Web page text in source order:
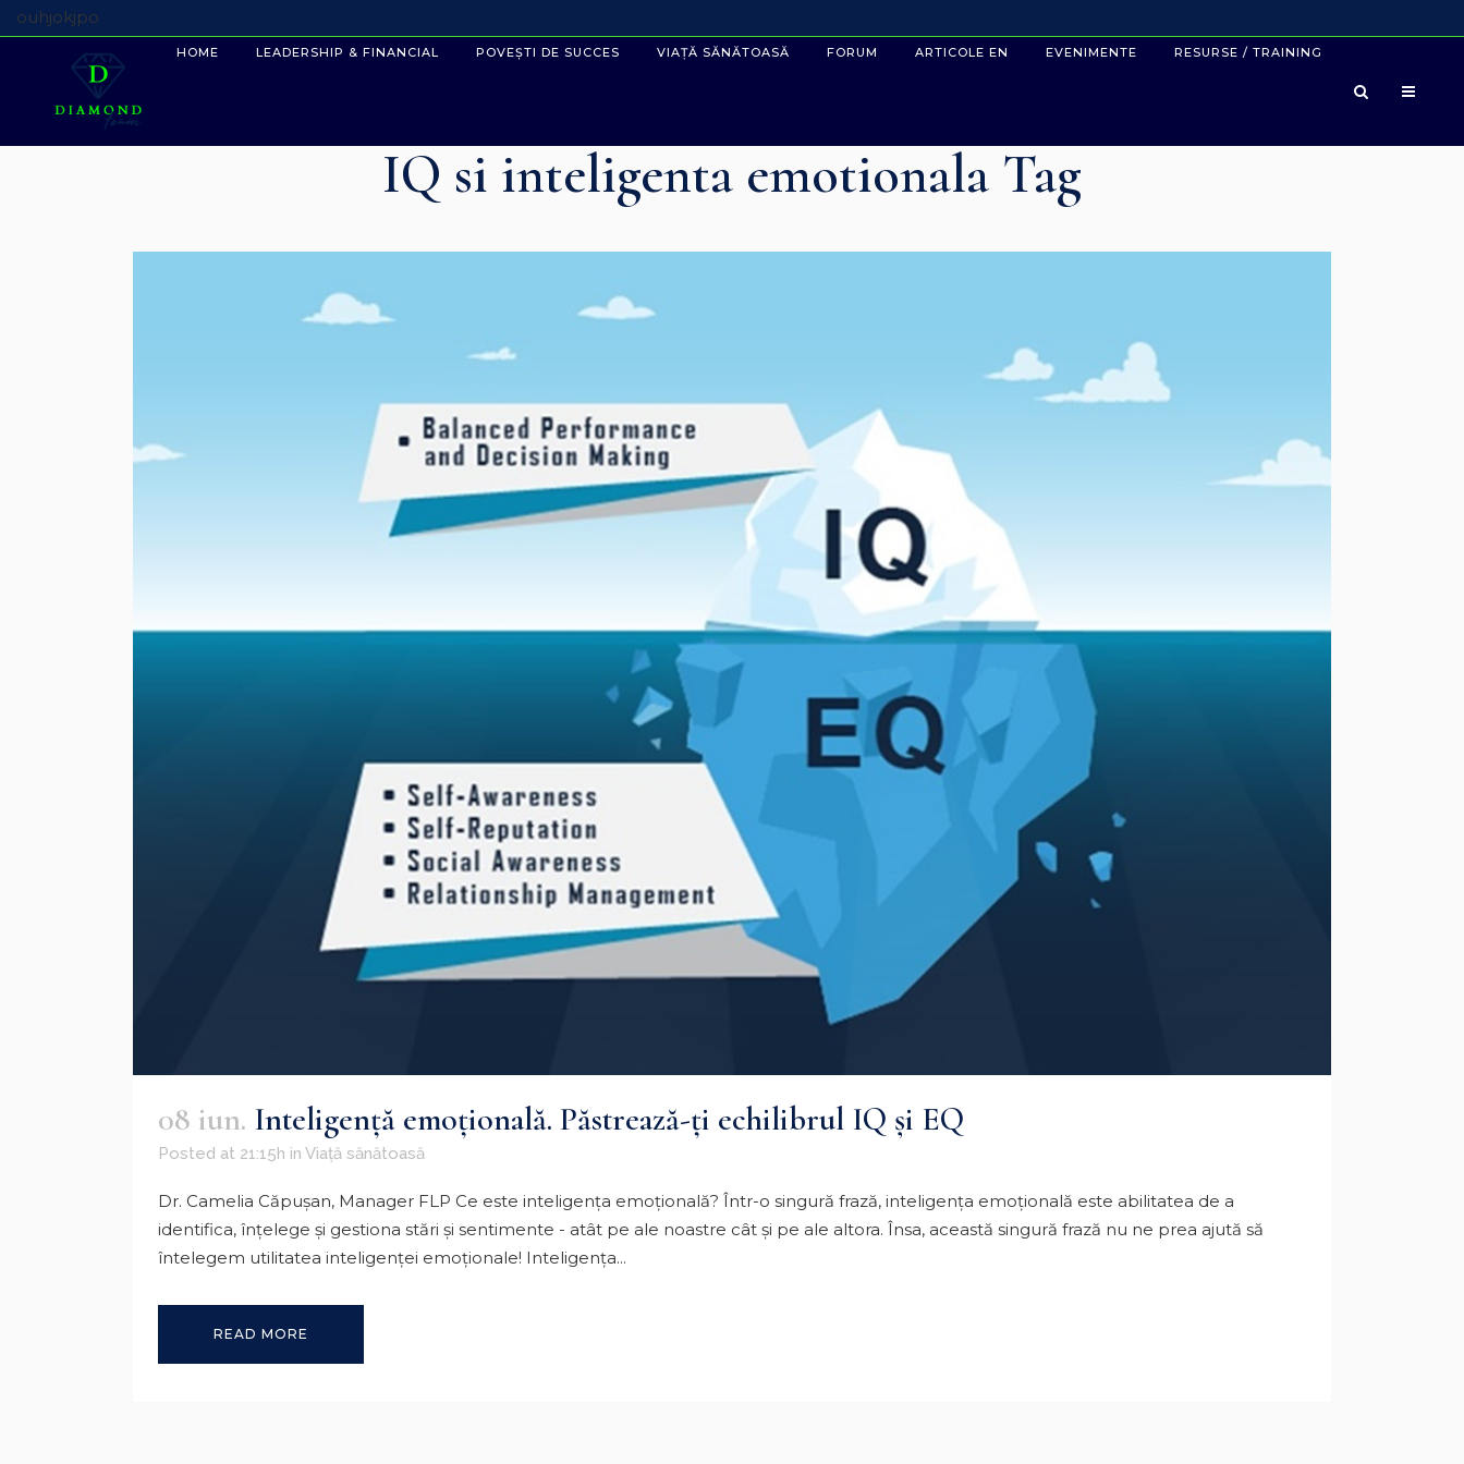
ouhjokjpo
HOME LEADERSHIP & FINANCIAL POVEȘTI DE SUCCES VIAȚĂ SĂNĂTOASĂ FORUM ARTICOLE EN EVENIMENTE RESURSE / TRAINING
IQ si inteligenta emotionala Tag
08 iun. Inteligență emoțională. Păstrează-ţi echilibrul IQ şi EQ
Posted at 21:15h in Viață sănătoasă
Dr. Camelia Căpuşan, Manager FLP Ce este inteligența emoțională? Într-o singură frază, inteligența emoțională este abilitatea de a
identifica, înțelege și gestiona stări și sentimente - atât pe ale noastre cât și pe ale altora. Însa, această singură frază nu ne prea ajută să
întelegem utilitatea inteligenței emoționale! Inteligenţa...
READ MORE